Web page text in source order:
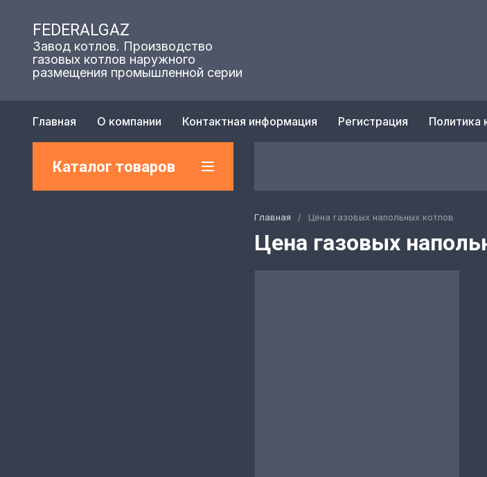
FEDERALGAZ
Завод котлов. Производство
газовых котлов наружного
размещения промышленной серии
Главная О компании Контактная информация Регистрация Политика
Каталог товаров
Главная / Цена газовых напольных котлов
Цена газовых